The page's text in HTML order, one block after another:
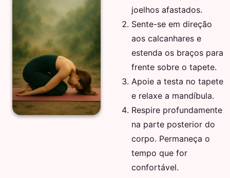
joelhos afastados.
Sente-se em direção
aos calcanhares e
estenda os braços para
frente sobre o tapete.
Apoie a testa no tapete
e relaxe a mandíbula.
Respire profundamente
na parte posterior do
corpo. Permaneça o
tempo que for
confortável.